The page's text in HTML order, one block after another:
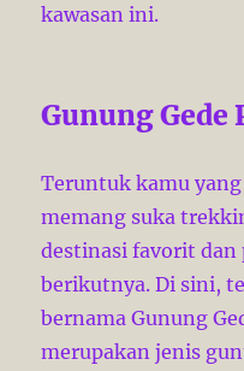
kawasan ini.
Gunung Gede
Teruntuk kamu
memang suka
destinasi favorit
berikutnya. Di sini,
bernama Gunung
merupakan jenis